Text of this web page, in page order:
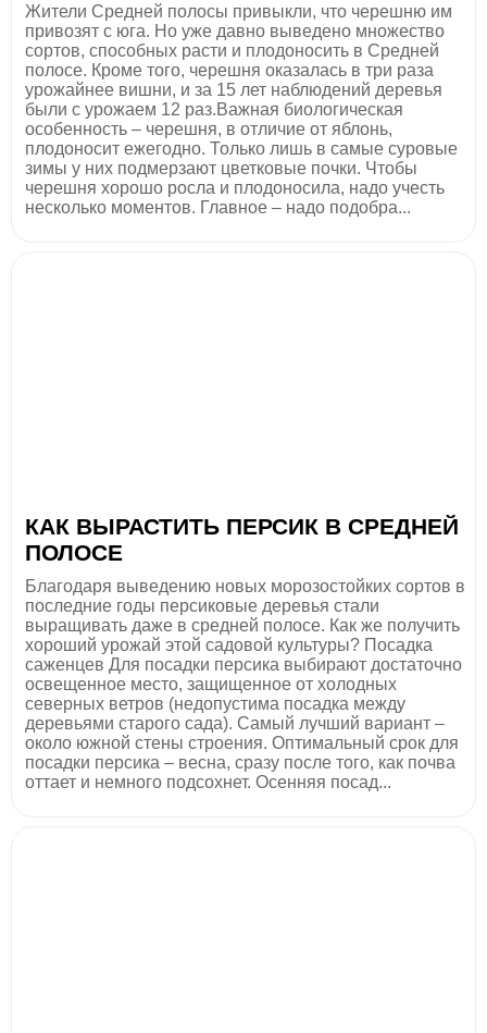
Жители Cредней полосы привыкли, что черешню им
привозят с юга. Но уже давно выведено множество
сортов, способных расти и плодоносить в Средней
полосе. Кроме того, черешня оказалась в три раза
урожайнее вишни, и за 15 лет наблюдений деревья
были с урожаем 12 раз.Важная биологическая
особенность – черешня, в отличие от яблонь,
плодоносит ежегодно. Только лишь в самые суровые
зимы у них подмерзают цветковые почки. Чтобы
черешня хорошо росла и плодоносила, надо учесть
несколько моментов. Главное – надо подобра...
КАК ВЫРАСТИТЬ ПЕРСИК В СРЕДНЕЙ
ПОЛОСЕ
Благодаря выведению новых морозостойких сортов в
последние годы персиковые деревья стали
выращивать даже в средней полосе. Как же получить
хороший урожай этой садовой культуры? Посадка
саженцев Для посадки персика выбирают достаточно
освещенное место, защищенное от холодных
северных ветров (недопустима посадка между
деревьями старого сада). Самый лучший вариант –
около южной стены строения. Оптимальный срок для
посадки персика – весна, сразу после того, как почва
оттает и немного подсохнет. Осенняя посад...